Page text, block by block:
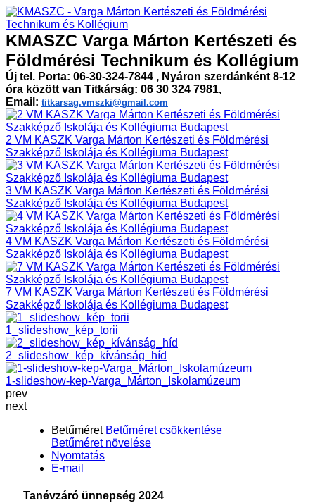
KMASZC Varga Márton Kertészeti és
Földmérési Technikum és Kollégium
Új tel. Porta: 06-30-324-7844 , Nyáron szerdánként 8-12
óra között van Titkárság: 06 30 324 7981,
Email: titkarsag.vmszki@gmail.com
2 VM KASZK Varga Márton Kertészeti és Földmérési
Szakképző Iskolája és Kollégiuma Budapest
3 VM KASZK Varga Márton Kertészeti és Földmérési
Szakképző Iskolája és Kollégiuma Budapest
4 VM KASZK Varga Márton Kertészeti és Földmérési
Szakképző Iskolája és Kollégiuma Budapest
7 VM KASZK Varga Márton Kertészeti és Földmérési
Szakképző Iskolája és Kollégiuma Budapest
1_slideshow_kép_torii
2_slideshow_kép_kívánság_híd
1-slideshow-kep-Varga_Márton_Iskolamúzeum
prev
next
Betűméret Betűméret csökkentése
Betűméret növelése
Nyomtatás
E-mail
Tanévzáró ünnepség 2024